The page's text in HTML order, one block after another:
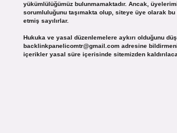
yükümlülüğümüz bulunmamaktadır. Ancak,
sorumluluğunu taşımakta olup, siteye üye olarak bu
etmiş sayılırlar.
Hukuka ve yasal düzenlemelere aykırı olduğunu
backlinkpanelicomtr@gmail.comadresine
içerikler yasal süre içerisinde sitemizden